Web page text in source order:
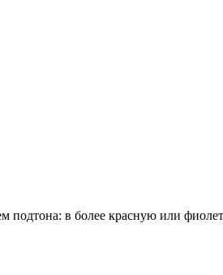
подтона: в более красную или